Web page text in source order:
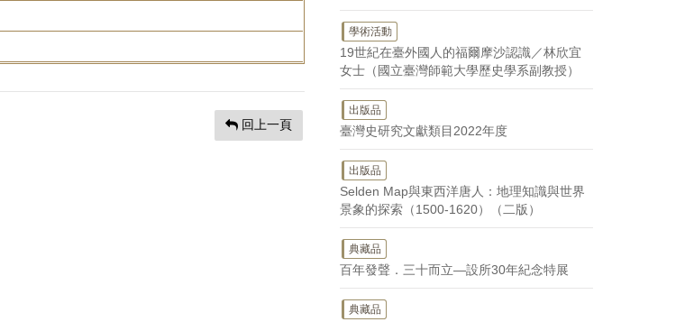
回上一頁
學術活動
19世紀在臺外國人的福爾摩沙認識／林欣宜
女士（國立臺灣師範大學歷史學系副教授）
出版品
臺灣史研究文獻類目2022年度
出版品
Selden Map與東西洋唐人：地理知識與世界
景象的探索（1500-1620）（二版）
典藏品
百年發聲．三十而立—設所30年紀念特展
典藏品